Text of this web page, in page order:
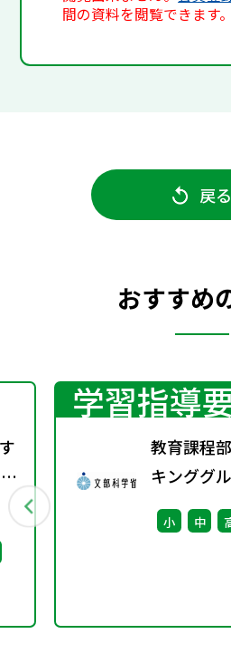
間の資料を閲覧できます。
戻る
おすすめ
学習指導
教育課程
キンググ
回） 配
小 中